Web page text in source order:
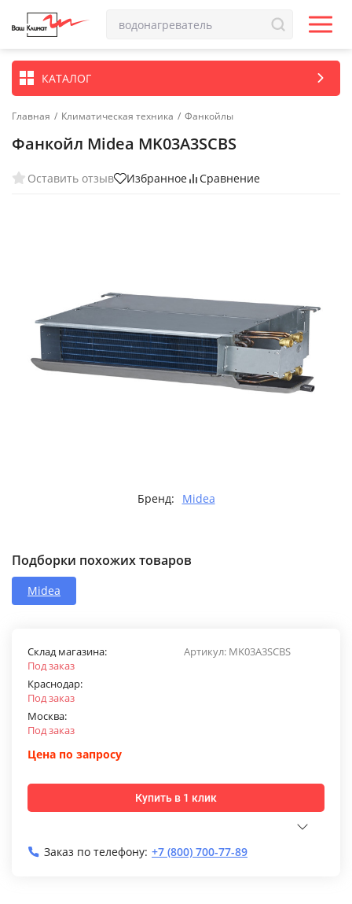
КАТАЛОГ
Главная / Климатическая техника / Фанкойлы
Фанкойл Midea MK03A3SCBS
Оставить отзыв Избранное Сравнение
Бренд: Midea
Подборки похожих товаров
Midea
Артикул: MK03A3SCBS
Склад магазина:
Под заказ
Краснодар:
Под заказ
Москва:
Под заказ
Цена по запросу
Купить в 1 клик
Заказ по телефону: +7 (800) 700-77-89